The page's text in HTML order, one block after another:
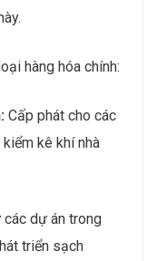
hàng hóa chính:
Cấp phát cho các
kê khí nhà
dự án trong
triển sạch